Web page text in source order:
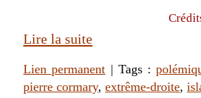
Lire la suite
Lien permanent | Tags :
pierre cormary, extrême-droite,